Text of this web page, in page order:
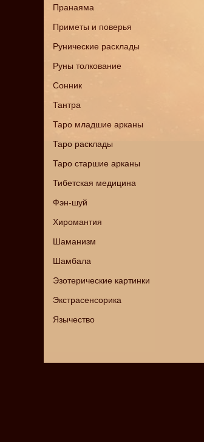
Пранаяма
Приметы и поверья
Рунические расклады
Руны толкование
Сонник
Тантра
Таро младшие арканы
Таро расклады
Таро старшие арканы
Тибетская медицина
Фэн-шуй
Хиромантия
Шаманизм
Шамбала
Эзотерические картинки
Экстрасенсорика
Язычество